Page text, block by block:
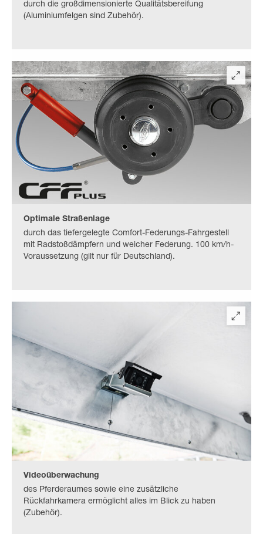
durch die großdimensionierte Qualitätsbereifung
(Aluminiumfelgen sind Zubehör).
Optimale Straßenlage
durch das tiefergelegte Comfort-Federungs-Fahrgestell
mit Radstoßdämpfern und weicher Federung. 100 km/h-
Voraussetzung (gilt nur für Deutschland).
Videoüberwachung
des Pferderaumes sowie eine zusätzliche
Rückfahrkamera ermöglicht alles im Blick zu haben
(Zubehör).